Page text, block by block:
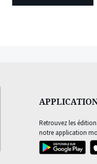
Retrouvez les
notre application